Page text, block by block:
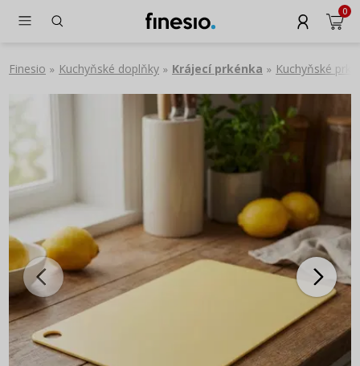
0
Finesio » Kuchyňské doplňky » Krájecí prkénka » Kuchyňské